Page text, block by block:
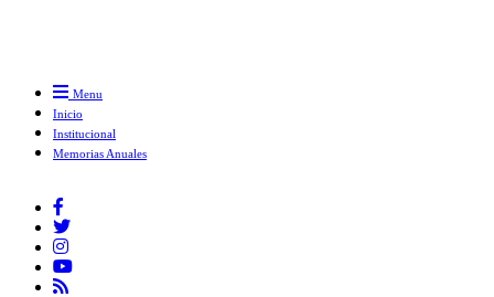
Menu
Inicio
Institucional
Memorias Anuales